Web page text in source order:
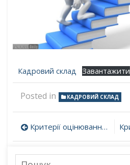
Кадровий склад Завантажити
Posted in КАДРОВИЙ СКЛАД
Навігація
записів
Критерії оцінювання 5-8 класів НУШ
Пошук